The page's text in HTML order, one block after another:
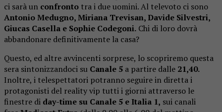
ci sarà un confronto tra i due uomini. Al televoto ci sono
Antonio Medugno, Miriana Trevisan, Davide Silvestri,
Giucas Casella e Sophie Codegoni. Chi di loro dovrà
abbandonare definitivamente la casa?
Questo, ed altre avvincenti sorprese, lo scopriremo questa
sera sintonizzandoci su Canale 5 a partire dalle 21,40.
Inoltre, i telespettatori potranno seguire in diretta i
protagonisti del reality vip tutti i giorni attraverso le
finestre di day-time su Canale 5 e Italia 1, sui canali